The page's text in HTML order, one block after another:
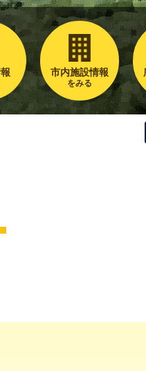
市内施設情報
をみる